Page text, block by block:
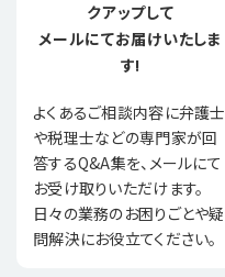
クアップして
メールにてお届けいたしま
す!
よくあるご相談内容に弁護士
や税理士などの専門家が回
答するQ&A集を、メールにて
お受け取りいただけます。
日々の業務のお困りごとや疑
問解決にお役立てください。